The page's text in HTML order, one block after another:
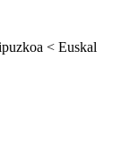
< Euskal